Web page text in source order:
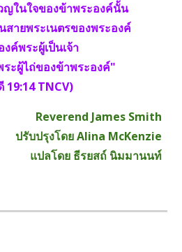
ญในใจของข้าพระองค์นั้น
สายพระเนตรของพระองค์
ค์พระผู้เป็นเจ้า
ะผู้ไถ่ของข้าพระองค์"
19:14 TNCV)
Reverend James Smith
ปรับปรุงโดย Alina McKenzie
แปลโดย ธีรยสถ์ นิมมานนท์